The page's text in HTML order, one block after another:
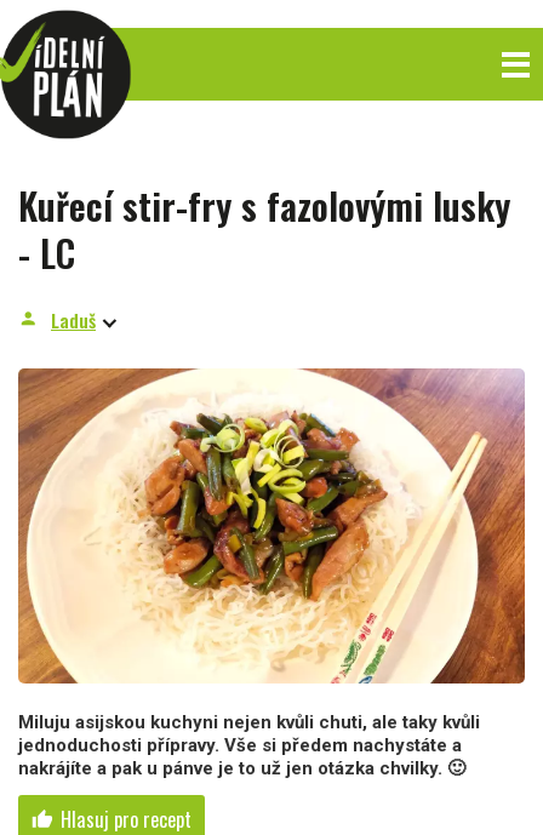
Kuřecí stir-fry s fazolovými lusky
- LC
person Laduš
Miluju asijskou kuchyni nejen kvůli chuti, ale taky kvůli
jednoduchosti přípravy. Vše si předem nachystáte a
nakrájíte a pak u pánve je to už jen otázka chvilky. 🙂
thumb_up Hlasuj pro recept